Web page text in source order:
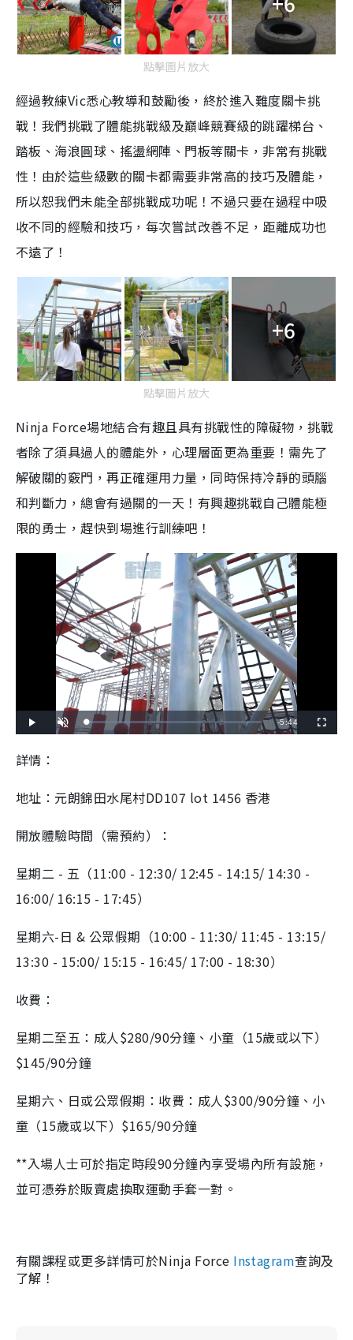
點擊圖片放大
經過教練Vic悉心教導和鼓勵後，終於進入難度關卡挑
戰！我們挑戰了體能挑戰級及巔峰競賽級的跳躍梯台、
踏板、海浪圓球、搖盪網陣、門板等關卡，非常有挑戰
性！由於這些級數的關卡都需要非常高的技巧及體能，
所以恕我們未能全部挑戰成功呢！不過只要在過程中吸
收不同的經驗和技巧，每次嘗試改善不足，距離成功也
不遠了！
+6
點擊圖片放大
Ninja Force場地結合有趣且具有挑戰性的障礙物，挑戰
者除了須具過人的體能外，心理層面更為重要！需先了
解破關的竅門，再正確運用力量，同時保持冷靜的頭腦
和判斷力，總會有過關的一天！有興趣挑戰自己體能極
限的勇士，趕快到場進行訓練吧！
l
n
t
e
L
o
1
4
R
-5:44
u
詳情：
地址：元朗錦田水尾村DD107 lot 1456 香港
開放體驗時間（需預約）：
星期二 - 五（11:00 - 12:30/ 12:45 - 14:15/ 14:30 -
16:00/ 16:15 - 17:45）
星期六-日 & 公眾假期（10:00 - 11:30/ 11:45 - 13:15/
13:30 - 15:00/ 15:15 - 16:45/ 17:00 - 18:30）
收費：
星期二至五：成人$280/90分鐘、小童（15歲或以下）
$145/90分鐘
星期六、日或公眾假期：收費：成人$300/90分鐘、小
童（15歲或以下）$165/90分鐘
**入場人士可於指定時段90分鐘內享受場內所有設施，
並可憑券於販賣處換取運動手套一對。
有關課程或更多詳情可於Ninja Force Instagram查詢及
了解！